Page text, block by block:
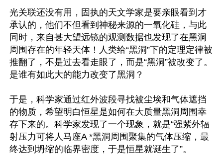
光关联还没有用，固执的天文学家是要亲眼看到才
承认的，他们不但看到神秘来源的一氧化硅，与此
同时，来自甚大望远镜的观测数据也发现了在黑洞
周围存在的年轻天体！人类给“黑洞”下的定理定律被
推翻了，不是过去看走眼了，而是“黑洞”被改变了。
是谁有如此大的能力改变了黑洞？
于是，科学家通过红外波段寻找被尘埃和气体遮挡
的物质，希望明白恒星是如何在大质量黑洞周围幸
存下来的。科学家发现了一个现象，就是“强紫外辐
射压力可将人马座A *黑洞周围聚集的气体压缩，最
终达到坍缩的临界密度，于是恒星就诞生了”。